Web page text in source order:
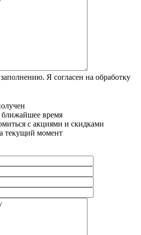
Я согласен на обработку
время
с акциями и скидками
текущий момент